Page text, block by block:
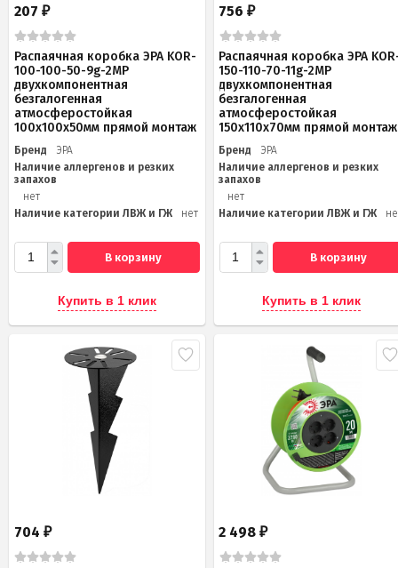
207 ₽
Распаячная коробка ЭРА KOR-
100-100-50-9g-2MP
двухкомпонентная
безгалогенная
атмосферостойкая
100х100х50мм прямой монтаж
Бренд
ЭРА
Наличие аллергенов и резких
запахов
нет
Наличие категории ЛВЖ и ГЖ
нет
В корзину
Купить в 1 клик
756₽
Распаячная коробка ЭРА
150-110-70-11g-2MP
двухкомпонентная
безгалогенная
атмосферостойкая
150х110х70мм прямой монтаж
Бренд
ЭРА
Наличие аллергенов и резких
запахов
нет
Наличие категории ЛВЖ и ГЖ
В корзину
Купить в 1 клик
704 ₽ 2 498₽